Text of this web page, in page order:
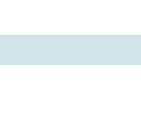
by Subject